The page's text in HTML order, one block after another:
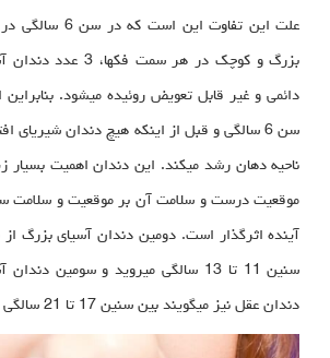
علت این تفاوت این
بزرگ و کوچک در هر سمت
دائمی و غیر قابل تعویض روئیده می‏شود. بنابراین
سن 6 سالگی و قبل از اینکه هیچ دندان شیری‏ای
ناحیه دهان رشد می‏کند. این دندان اهمیت بسیار
موقعیت درست و سلامت آن بر موقعیت و سلامت
آینده اثرگذار است. دومین دندان آسیای بزرگ
سنین 11 تا 13 سالگی می‏روید و سومین
دندان عقل نیز می‏گویند بین سنین 17 تا 21 سالگی رویش خواهد یافت.